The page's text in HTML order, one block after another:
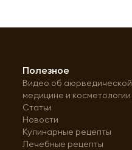
Полезное
Видео об аюрведической
медицине и косметологии
Статьи
Новости
Кулинарные рецепты
Лечебные рецепты